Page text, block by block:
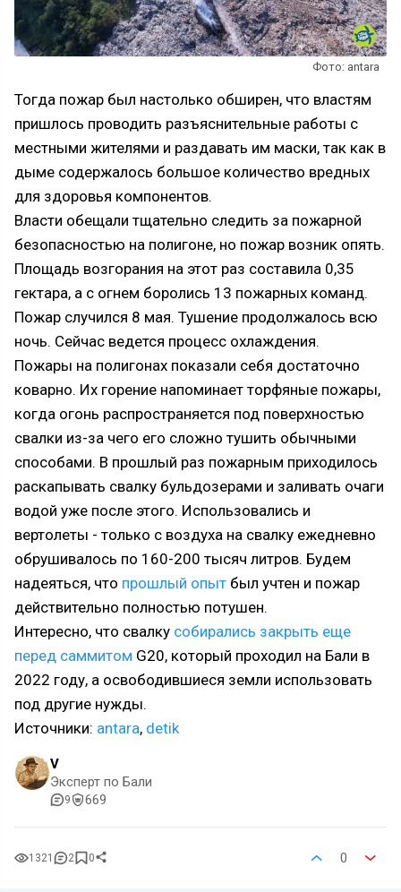
Фото: antara
Тогда пожар был настолько обширен, что властям
пришлось проводить разъяснительные работы с
местными жителями и раздавать им маски, так как в
дыме содержалось большое количество вредных
для здоровья компонентов.
Власти обещали тщательно следить за пожарной
безопасностью на полигоне, но пожар возник опять.
Площадь возгорания на этот раз составила 0,35
гектара, а с огнем боролись 13 пожарных команд.
Пожар случился 8 мая. Тушение продолжалось всю
ночь. Сейчас ведется процесс охлаждения.
Пожары на полигонах показали себя достаточно
коварно. Их горение напоминает торфяные пожары,
когда огонь распространяется под поверхностью
свалки из-за чего его сложно тушить обычными
способами. В прошлый раз пожарным приходилось
раскапывать свалку бульдозерами и заливать очаги
водой уже после этого. Использовались и
вертолеты - только с воздуха на свалку ежедневно
обрушивалось по 160-200 тысяч литров. Будем
надеяться, что прошлый опыт был учтен и пожар
действительно полностью потушен.
Интересно, что свалку собирались закрыть еще
перед саммитом G20, который проходил на Бали в
2022 году, а освободившиеся земли использовать
под другие нужды.
Источники: antara, detik
V
Эксперт по Бали
9 669
1321 2 0 0